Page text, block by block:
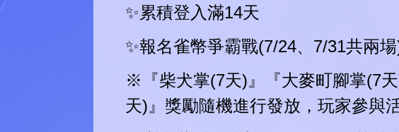
✨累積登入滿14天
✨報名雀幣爭霸戰(7/24、7/31共兩
※『柴犬掌(7天)』『大麥町腳掌(7
天)』獎勵隨機進行發放，玩家參與